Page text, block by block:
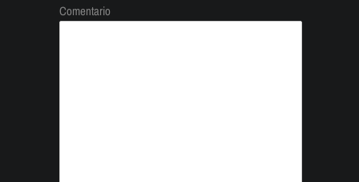
Comentario